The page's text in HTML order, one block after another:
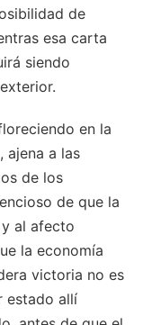
de
esa carta
siendo
en la
ajena a las
de los
de que la
al afecto
la economía
victoria no es
estado allí